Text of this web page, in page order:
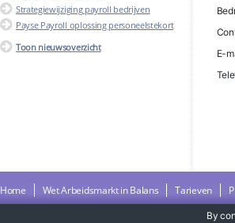
Strategiewijziging payroll bedrijven
Payse Payroll oplossing personeelstekort
Toon nieuwsoverzicht
E-
Home Wet Arbeidsmarkt in Balans Tarieven
By